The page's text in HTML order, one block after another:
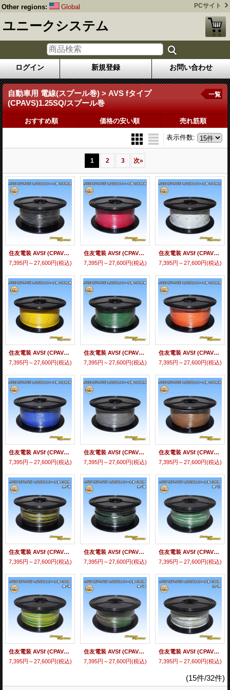
Other regions: Global PCサイト
ユニークシステム
ログイン 新規登録 お問い合わせ
自動車用 電線(スプール巻) > AVS fタイプ
(CPAVS)1.25SQ/スプール巻
一覧
おすすめ順 価格の安い順 売れ筋順
表示件数:
1 2 3 次»
住友電装 AVSf (CPAVS) 1.25SQ スプール巻 黒
7,395円～27,600円(税込)
住友電装 AVSf (CPAVS) 1.25SQ スプール巻 赤
7,395円～27,600円(税込)
住友電装 AVSf (CPAVS) 1.25SQ スプール巻 白
7,395円～27,600円(税込)
住友電装 AVSf (CPAVS) 1.25SQ スプール巻 黄
7,395円～27,600円(税込)
住友電装 AVSf (CPAVS) 1.25SQ スプール巻 緑
7,395円～27,600円(税込)
住友電装 AVSf (CPAVS) 1.25SQ スプール巻 橙
7,395円～27,600円(税込)
住友電装 AVSf (CPAVS) 1.25SQ スプール巻 青
7,395円～27,600円(税込)
住友電装 AVSf (CPAVS) 1.25SQ スプール巻 灰
7,395円～27,600円(税込)
住友電装 AVSf (CPAVS) 1.25SQ スプール巻 茶
7,395円～27,600円(税込)
住友電装 AVSf (CPAVS) 1.25SQ スプール巻 黒/黄 ストライプ
7,395円～27,600円(税込)
住友電装 AVSf (CPAVS) 1.25SQ スプール巻 黒/緑 ストライプ
7,395円～27,600円(税込)
住友電装 AVSf (CPAVS) 1.25SQ スプール巻 緑/白 ストライプ
7,395円～27,600円(税込)
住友電装 AVSf (CPAVS) 1.25SQ スプール巻 緑/黄 ストライプ
7,395円～27,600円(税込)
住友電装 AVSf (CPAVS) 1.25SQ スプール巻 緑/赤 ストライプ
7,395円～27,600円(税込)
住友電装 AVSf (CPAVS) 1.25SQ スプール巻 白/黒 ストライプ
7,395円～27,600円(税込)
(15件/32件)